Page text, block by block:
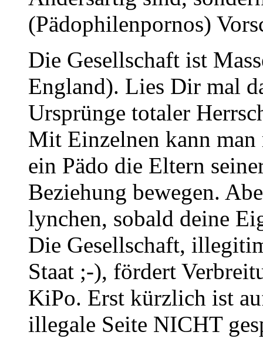
(Pädophilenpornos)
Die Gesellschaft ist
England). Lies Dir mal
Ursprünge totaler
Mit Einzelnen kann
ein Pädo die Eltern
Beziehung bewegen.
lynchen, sobald deine
Die Gesellschaft,
Staat ;-), fördert
KiPo. Erst kürzlich ist
illegale Seite NICHT